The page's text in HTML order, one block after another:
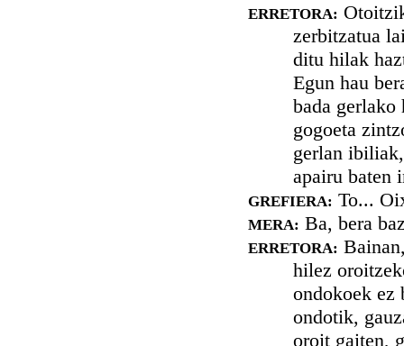
ERRETORA:
zerbitzatua
ditu hilak
Egun hau
bada gerlako
gogoeta
gerlan
apairu baten
GREFIERA: To...
MERA: Ba, bera
ERRETORA:
hilez
ondokoek ez
ondotik,
oroit gaiten,